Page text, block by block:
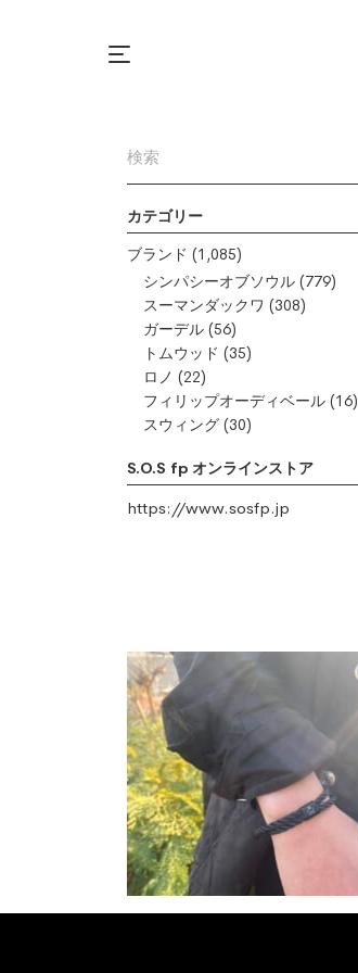
カテゴリー
ブランド (1,085)
シンパシーオブソウル (779)
スーマンダックワ (308)
ガーデル (56)
トムウッド (35)
ロノ (22)
フィリップオーディベール (16)
スウィング (30)
S.O.S fp オンラインストア
https://www.sosfp.jp